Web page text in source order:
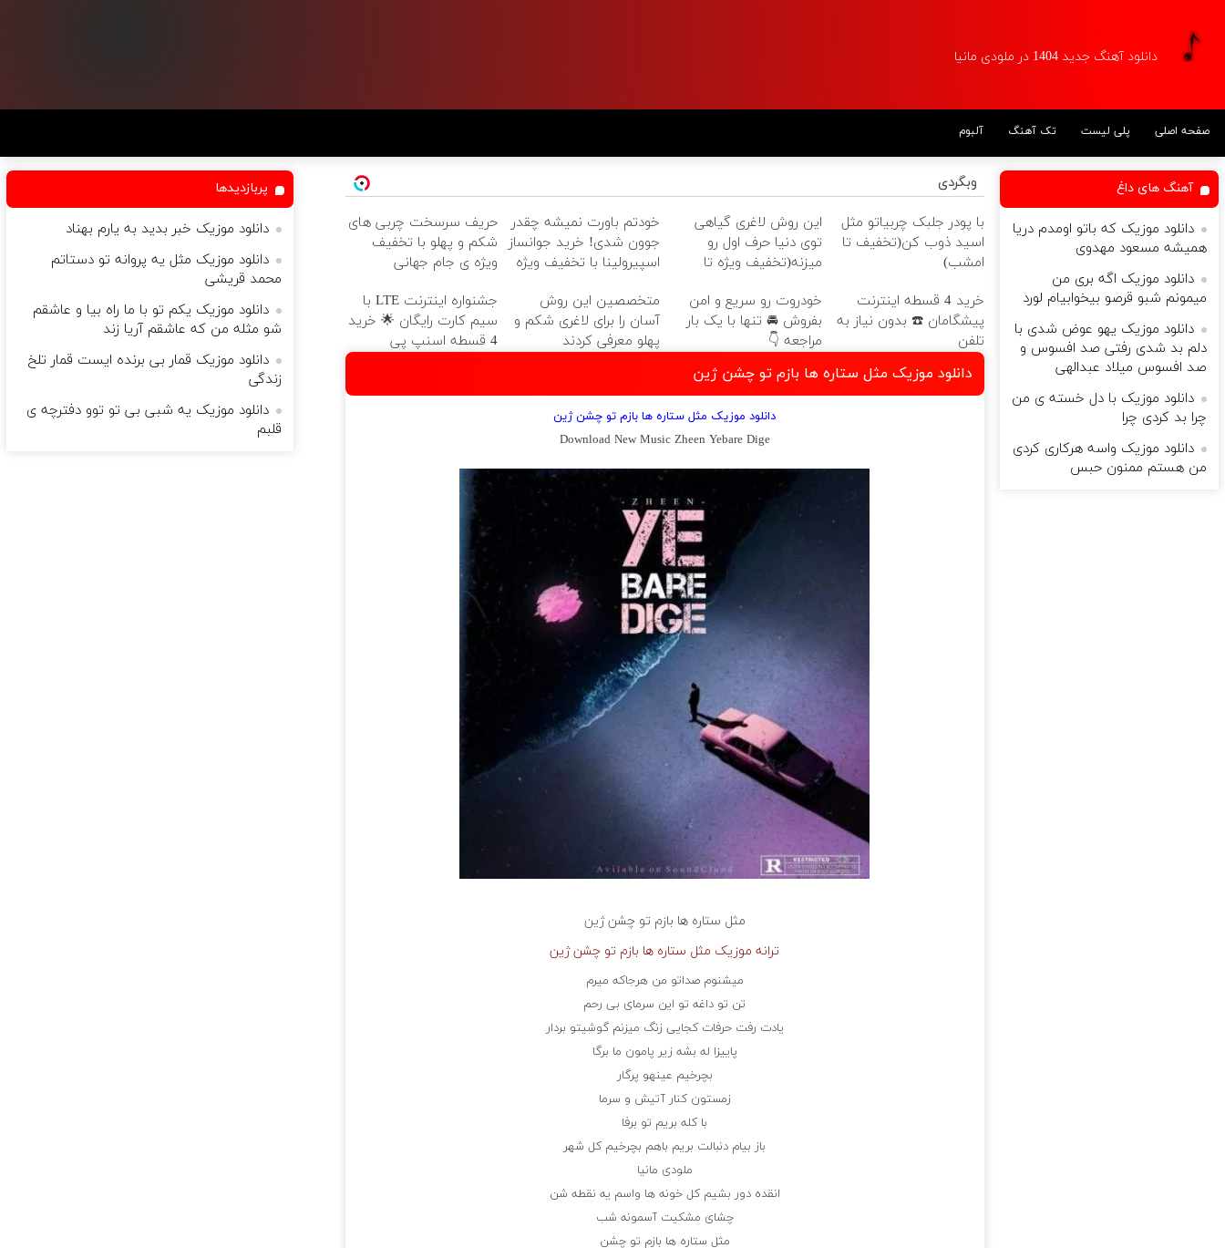
دانلود آهنگ جدید 1404 در ملودی مانیا
صفحه اصلی پلی لیست تک آهنگ آلبوم
وبگردی
با پودر جلبک چربیاتو مثل
اسید ذوب کن(تخفیف تا
امشب)
این روش لاغری گیاهی
توی دنیا حرف اول رو
میزنه(تخفیف ویژه تا
خودتم باورت نمیشه چقدر
جوون شدی! خرید جوانساز
اسپیرولینا با تخفیف ویژه
حریف سرسخت چربی های
شکم و پهلو با تخفیف
ویژه ی جام جهانی
خرید 4 قسطه اینترنت
پیشگامان ☎️ بدون نیاز به
تلفن
خودروت رو سریع و امن
بفروش 🚘 تنها با یک بار
مراجعه 👇
متخصصین این روش
آسان را برای لاغری شکم و
پهلو معرفی کردند
جشنواره اینترنت LTE با
سیم کارت رایگان 🌟 خرید
4 قسطه اسنپ پی
دانلود موزیک مثل ستاره ها بازم تو چشن ژین
دانلود موزیک مثل ستاره ها بازم تو چشن ژین
Download New Music Zheen Yebare Dige
مثل ستاره ها بازم تو چشنژین
ترانه موزیک مثل ستاره ها بازم تو چشن ژین
میشنوم صداتو من هرجاکه میرم
تن تو داغه تو این سرمای بی رحم
یادت رفت حرفات کجایی زنگ میزنم گوشیتو بردار
پاییزا له بشه زیر پامون ما برگا
بچرخیم عینهو پرگار
زمستون کنار آتیش و سرما
با کله بریم تو برفا
باز بیام دنبالت بریم باهم بچرخیم کل شهر
ملودی مانیا
انقده دور بشیم کل خونه ها واسم یه نقطه شن
چشای مشکیت آسمونه شب
مثل ستاره ها بازم تو چشن
آهنگ های داغ
دانلود موزیک که باتو اومدم دریا
همیشه مسعود مهدوی
دانلود موزیک اگه بری من
میمونم شبو‌ قرصو بیخوابیام لورد
دانلود موزیک یهو عوض شدی با
دلم بد شدی رفتی صد افسوس و
صد افسوس میلاد عبدالهی
دانلود موزیک با دل خسته ی من
چرا بد کردی چرا
دانلود موزیک واسه هرکاری کردی
من هستم ممنون حبس
پربازدیدها
دانلود موزیک خبر بدید به یارم بهناد
دانلود موزیک مثل یه پروانه تو دستاتم
محمد قریشی
دانلود موزیک یکم تو با ما راه بیا و عاشقم
شو مثله من که عاشقم آریا زند
دانلود موزیک قمار بی برنده ایست قمار تلخ
زندگی
دانلود موزیک یه شبی بی تو توو دفترچه ی
قلبم